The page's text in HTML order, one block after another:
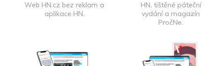
Web HN.cz bez reklam a
aplikace HN.
HN, tištěné páteční
vydání a magazín
PročNe.